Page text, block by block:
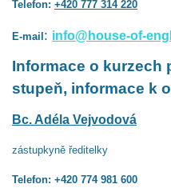
Telefon: +420 777 314 220
E-mail : info@house-of-
Informace o kurzech
stupeň, informace k
Bc. Adéla Vejvodová
zástupkyně ředitelky
Telefon: +420 774 981 600